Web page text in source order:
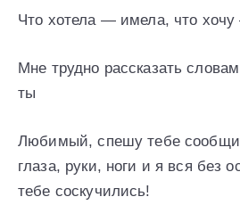
Что хотела — имела, что
Мне трудно рассказать
ты
Любимый, спешу тебе
глаза, руки, ноги и я вся без
тебе соскучились!